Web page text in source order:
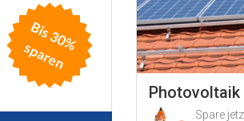
B
is
3
0
%
s
p
a
r
e
n